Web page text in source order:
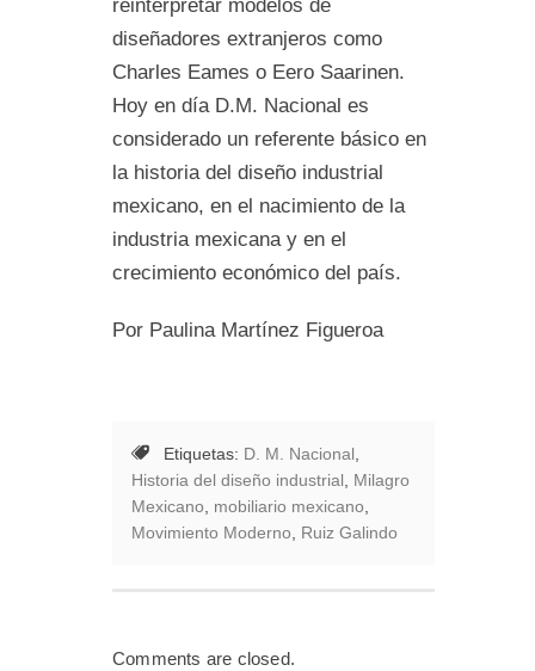
reinterpretar modelos de
diseñadores extranjeros como
Charles Eames o Eero Saarinen.
Hoy en día D.M. Nacional es
considerado un referente básico en
la historia del diseño industrial
mexicano, en el nacimiento de la
industria mexicana y en el
crecimiento económico del país.
Por Paulina Martínez Figueroa
Etiquetas: D. M. Nacional,
Historia del diseño industrial, Milagro
Mexicano, mobiliario mexicano,
Movimiento Moderno, Ruiz Galindo
Comments are closed.